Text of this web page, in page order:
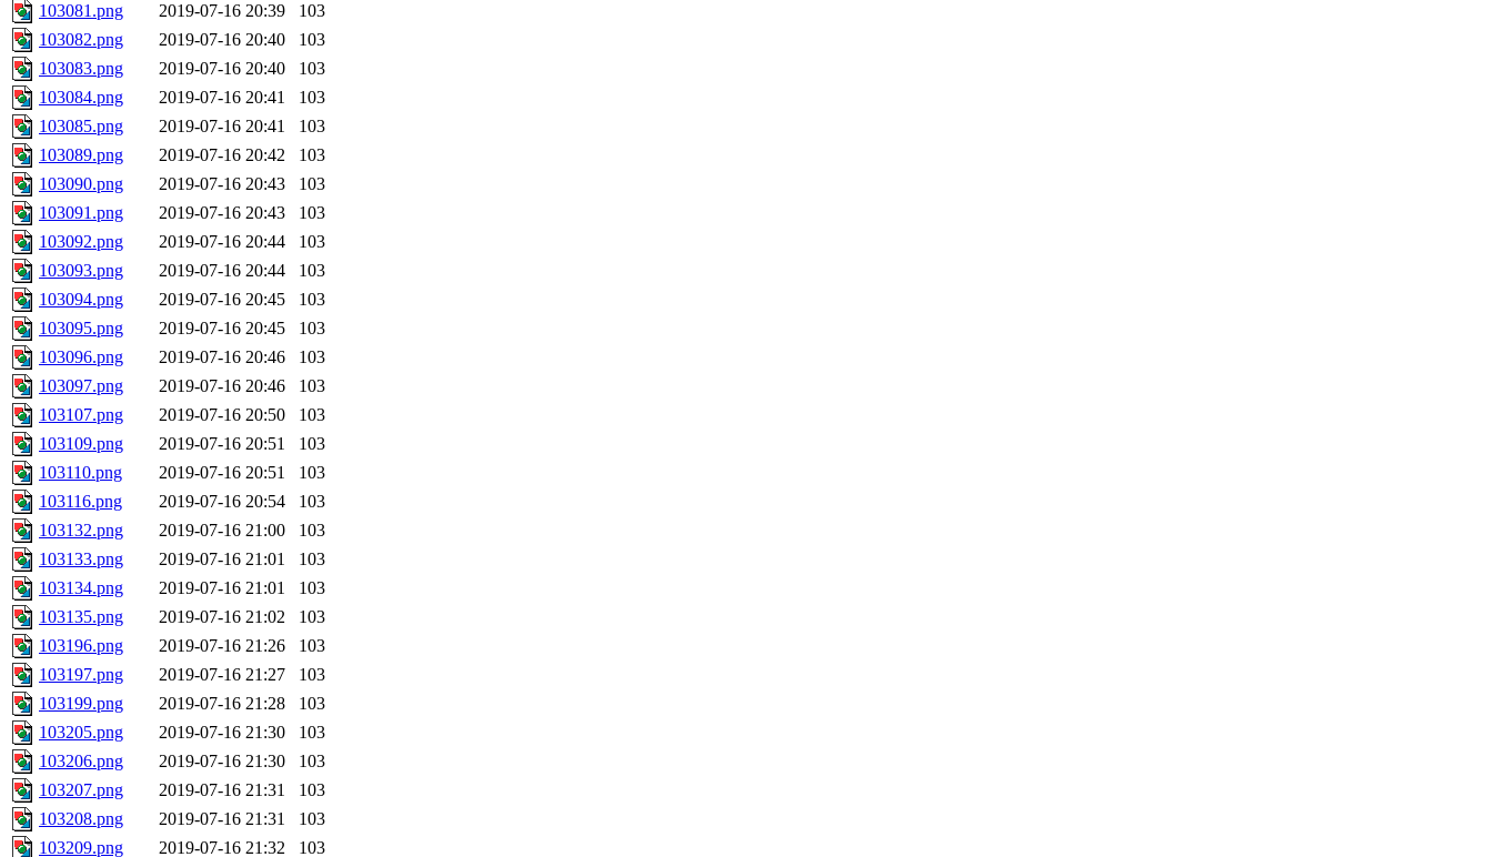
103081.png
2019-07-16 20:39
103
103082.png
2019-07-16 20:40
103
103083.png
2019-07-16 20:40
103
103084.png
2019-07-16 20:41
103
103085.png
2019-07-16 20:41
103
103089.png
2019-07-16 20:42
103
103090.png
2019-07-16 20:43
103
103091.png
2019-07-16 20:43
103
103092.png
2019-07-16 20:44
103
103093.png
2019-07-16 20:44
103
103094.png
2019-07-16 20:45
103
103095.png
2019-07-16 20:45
103
103096.png
2019-07-16 20:46
103
103097.png
2019-07-16 20:46
103
103107.png
2019-07-16 20:50
103
103109.png
2019-07-16 20:51
103
103110.png
2019-07-16 20:51
103
103116.png
2019-07-16 20:54
103
103132.png
2019-07-16 21:00
103
103133.png
2019-07-16 21:01
103
103134.png
2019-07-16 21:01
103
103135.png
2019-07-16 21:02
103
103196.png
2019-07-16 21:26
103
103197.png
2019-07-16 21:27
103
103199.png
2019-07-16 21:28
103
103205.png
2019-07-16 21:30
103
103206.png
2019-07-16 21:30
103
103207.png
2019-07-16 21:31
103
103208.png
2019-07-16 21:31
103
103209.png
2019-07-16 21:32
103